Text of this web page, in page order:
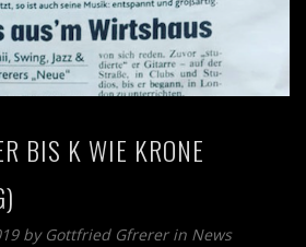
BIS K WIE KRONE
by Gottfried Gfrerer in News